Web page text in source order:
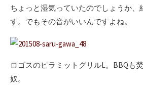
ちょっと湿気っていたのでしょうか、
す。でもその音がいいんですよね。
ロゴスのピラミットグリルL。BBQも
奴。